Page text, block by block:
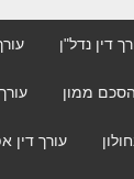
דין נדל"ן
הסכם ממון
עורך דין